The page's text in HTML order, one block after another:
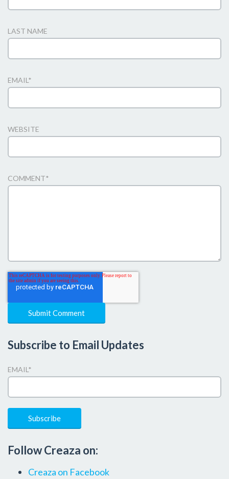
LAST NAME
EMAIL *
WEBSITE
COMMENT*
Subscribe to Email Updates
EMAIL *
Follow Creaza on:
Creaza on Facebook